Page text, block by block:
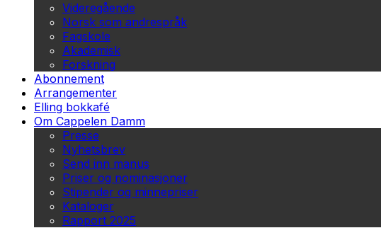
Videregående
Norsk som andrespråk
Fagskole
Akademisk
Forskning
Abonnement
Arrangementer
Elling bokkafé
Om Cappelen Damm
Presse
Nyhetsbrev
Send inn manus
Priser og nominasjoner
Stipender og minnepriser
Kataloger
Rapport 2025